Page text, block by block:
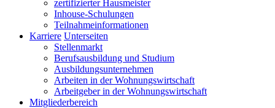
zertifizierter Hausmeister
Inhouse-Schulungen
Teilnahmeinformationen
Karriere Unterseiten
Stellenmarkt
Berufsausbildung und Studium
Ausbildungsunternehmen
Arbeiten in der Wohnungswirtschaft
Arbeitgeber in der Wohnungswirtschaft
Mitgliederbereich